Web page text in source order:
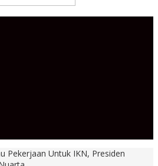
Pekerjaan Untuk IKN, Presiden